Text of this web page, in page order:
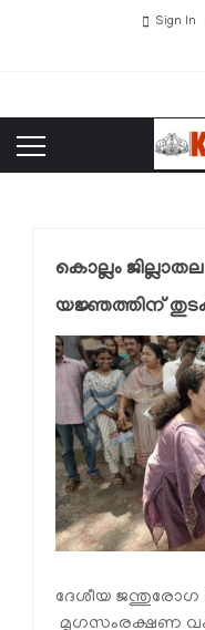
Sign In
കൊല്ലം
യജ്ഞത്തിന്
ദേശീയ ജന്തുരോഗ
മൃഗസംരക്ഷണ